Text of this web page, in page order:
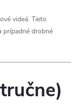
videá. Tieto
prípadné drobné